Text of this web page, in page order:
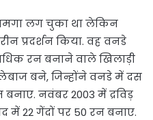
लग चुका था लेकिन
प्रदर्शन किया. वह वनडे
रन बनाने वाले खिलाड़ी
बने, जिन्होंने वनडे में दस
नवंबर 2003 में द्रविड़
में 22 गेंदों पर 50 रन बनाए.